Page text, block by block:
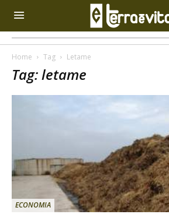
Home Tag Letame
Tag: letame
ECONOMIA